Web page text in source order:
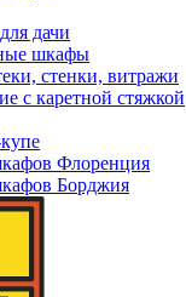
дачи
шкафы
стенки, витражи
с каретной стяжкой
Флоренция
Борджия